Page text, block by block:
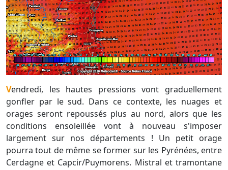
Vendredi, les hautes pressions vont graduellement
gonfler par le sud. Dans ce contexte, les nuages et
orages seront repoussés plus au nord, alors que les
conditions ensoleillée vont à nouveau s'imposer
largement sur nos départements ! Un petit orage
pourra tout de même se former sur les Pyrénées, entre
Cerdagne et Capcir/Puymorens. Mistral et tramontane